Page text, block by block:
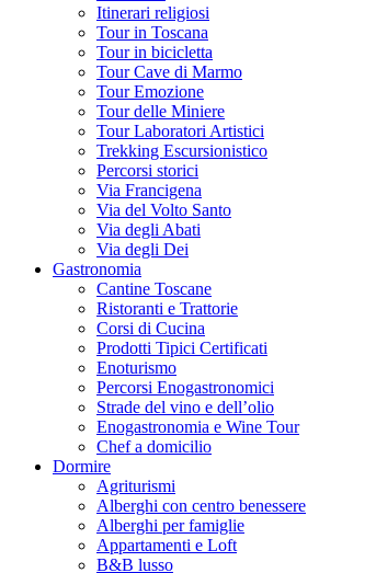
Itinerari religiosi
Tour in Toscana
Tour in bicicletta
Tour Cave di Marmo
Tour Emozione
Tour delle Miniere
Tour Laboratori Artistici
Trekking Escursionistico
Percorsi storici
Via Francigena
Via del Volto Santo
Via degli Abati
Via degli Dei
Gastronomia
Cantine Toscane
Ristoranti e Trattorie
Corsi di Cucina
Prodotti Tipici Certificati
Enoturismo
Percorsi Enogastronomici
Strade del vino e dell’olio
Enogastronomia e Wine Tour
Chef a domicilio
Dormire
Agriturismi
Alberghi con centro benessere
Alberghi per famiglie
Appartamenti e Loft
B&B lusso